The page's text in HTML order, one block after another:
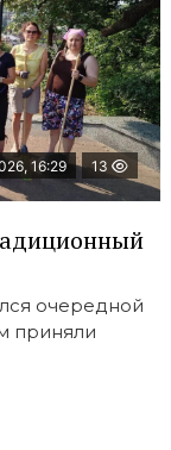
16:29 13
очередной
приняли